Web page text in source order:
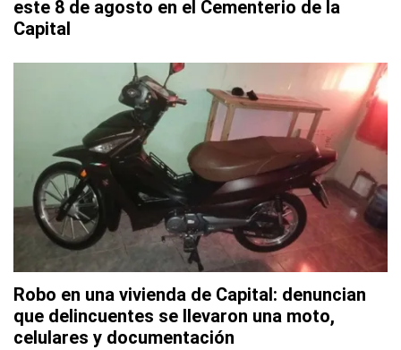
este 8 de agosto en el Cementerio de la
Capital
Robo en una vivienda de Capital: denuncian
que delincuentes se llevaron una moto,
celulares y documentación